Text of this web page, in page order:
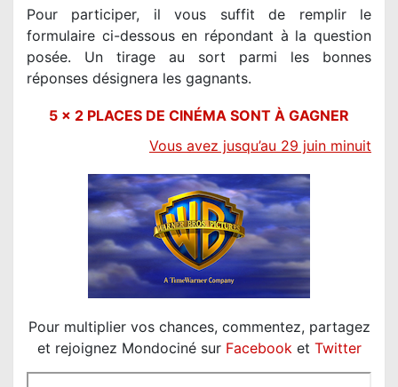
Pour participer, il vous suffit de remplir le
formulaire ci-dessous en répondant à la question
posée. Un tirage au sort parmi les bonnes
réponses désignera les gagnants.
5 x 2 PLACES DE CINÉMA SONT À GAGNER
Vous avez jusqu’au 29 juin minuit
Pour multiplier vos chances, commentez, partagez
et rejoignez Mondociné sur Facebooket Twitter